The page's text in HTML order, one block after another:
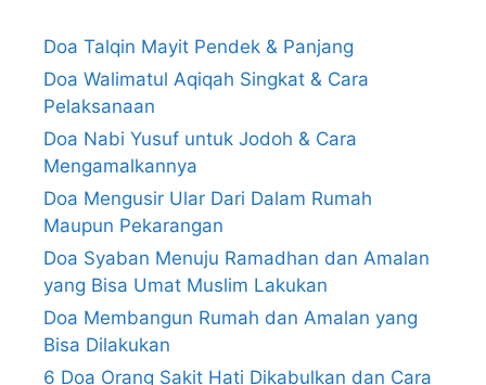
Doa Talqin Mayit Pendek & Panjang
Doa Walimatul Aqiqah Singkat & Cara
Pelaksanaan
Doa Nabi Yusuf untuk Jodoh & Cara
Mengamalkannya
Doa Mengusir Ular Dari Dalam Rumah
Maupun Pekarangan
Doa Syaban Menuju Ramadhan dan Amalan
yang Bisa Umat Muslim Lakukan
Doa Membangun Rumah dan Amalan yang
Bisa Dilakukan
6 Doa Orang Sakit Hati Dikabulkan dan Cara